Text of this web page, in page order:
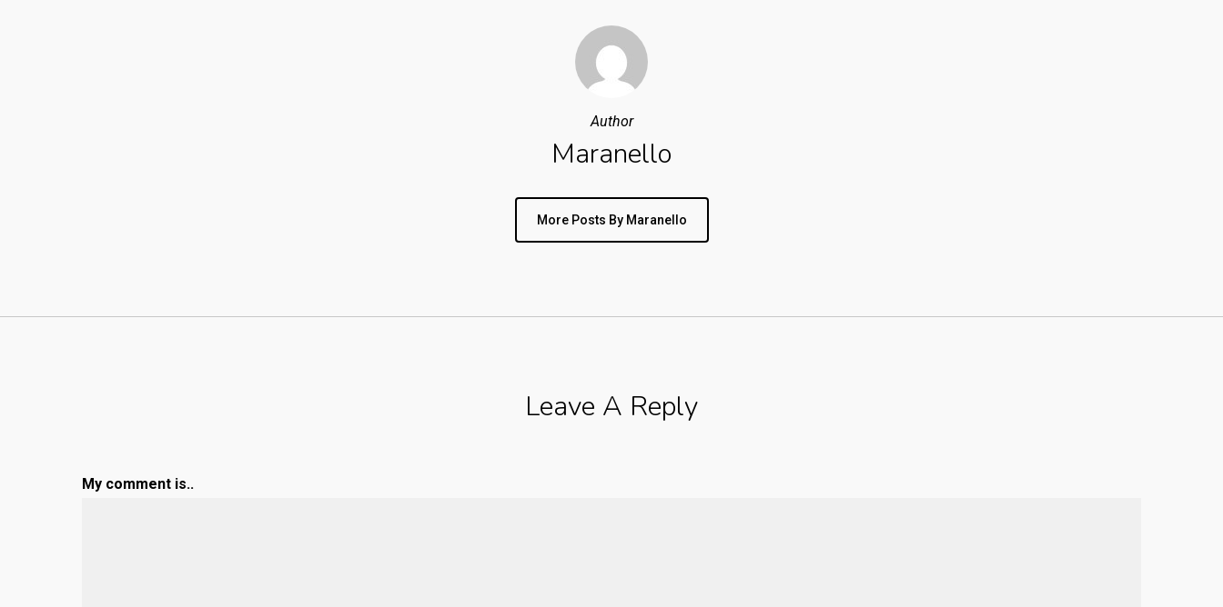
Author
Maranello
More Posts By Maranello
Leave A Reply
My comment is..